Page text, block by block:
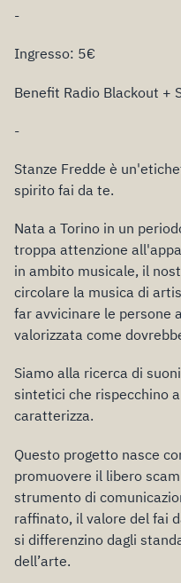
-
Ingresso: 5€
Benefit Radio Blackout +
-
Stanze Fredde è
spirito fai da te.
Nata a Torino in un
troppa attenzione
in ambito musicale, il
circolare la musica di
far avvicinare le persone
valorizzata come
Siamo alla ricerca di
sintetici che rispecchino
caratterizza.
Questo progetto nasce
promuovere il libero
strumento di
raffinato, il valore del fai
si differenzino dagli
dell’arte.